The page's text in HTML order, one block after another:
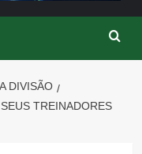
DIVISÃO
TREINADORES